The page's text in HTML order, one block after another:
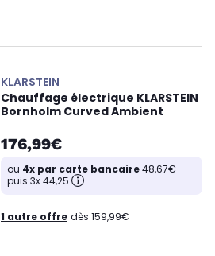
KLARSTEIN
Chauffage électrique KLARSTEIN
Bornholm Curved Ambient
176,99€
ou 4x par carte bancaire48,67€
puis 3x 44,25
1 autre offre dès 159,99€